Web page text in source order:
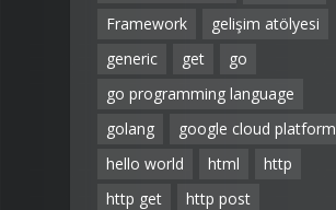
Framework
gelişim atölyesi
generic
get
go
go programming language
golang
google cloud platform
hello world
html
http
http get
http post